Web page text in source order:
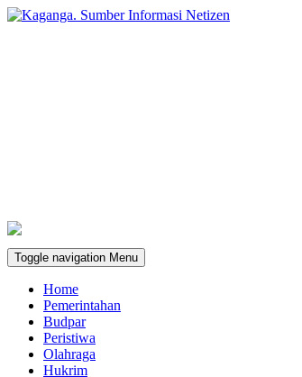
Toggle navigation Menu
Home
Pemerintahan
Budpar
Peristiwa
Olahraga
Hukrim